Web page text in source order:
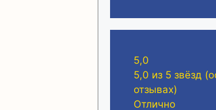
5,0
5,0 из 5 звёзд
отзывах)
Отлично